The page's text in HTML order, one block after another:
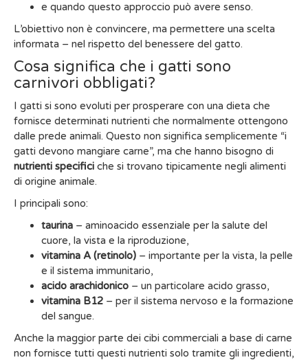
e quando questo approccio può avere senso.
L’obiettivo non è convincere, ma permettere una scelta
informata – nel rispetto del benessere del gatto.
Cosa significa che i gatti sono
carnivori obbligati?
I gatti si sono evoluti per prosperare con una dieta che
fornisce determinati nutrienti che normalmente ottengono
dalle prede animali. Questo non significa semplicemente “i
gatti devono mangiare carne”, ma che hanno bisogno di
nutrienti specifici che si trovano tipicamente negli alimenti
di origine animale.
I principali sono:
taurina – aminoacido essenziale per la salute del
cuore, la vista e la riproduzione,
vitamina A (retinolo) – importante per la vista, la pelle
e il sistema immunitario,
acido arachidonico – un particolare acido grasso,
vitamina B12 – per il sistema nervoso e la formazione
del sangue.
Anche la maggior parte dei cibi commerciali a base di carne
non fornisce tutti questi nutrienti solo tramite gli ingredienti,